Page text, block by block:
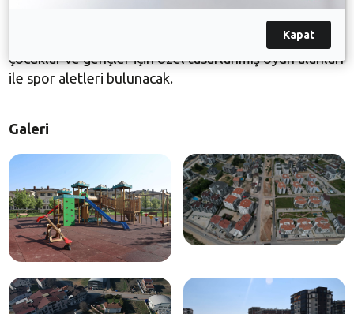
ihtiyaçlarını karşılayacak donanımlar yer alacak. Bu
kapsamda dinlenme alanları, yürüyüş parkurları,
çocuklar ve gençler için özel tasarlanmış oyun alanları
ile spor aletleri bulunacak.
Galeri
Kapat